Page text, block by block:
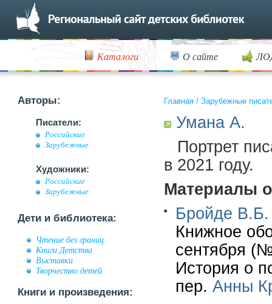
Каталоги О сайте
Авторы:
Писатели:
Российские
Зарубежные
Художники:
Российские
Зарубежные
Дети и библиотека:
Чтение без границ
Книги Детства
Выставки
Творчество детей
Книги и произведения:
Главная / Зарубежные
Умана А.
Портрет
в 2021 году.
Материалы
Бройде В.Б.
Книжное
сентября
История о
пер. Анны